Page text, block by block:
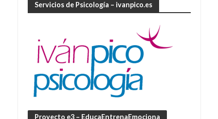
Servicios de Psicología – ivanpico.es
Proyecto e3 – EducaEntrenaEmociona